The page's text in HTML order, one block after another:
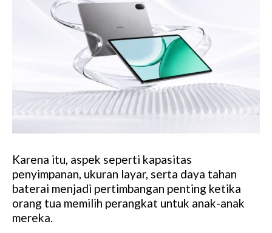
Karena itu, aspek seperti kapasitas
penyimpanan, ukuran layar, serta daya tahan
baterai menjadi pertimbangan penting ketika
orang tua memilih perangkat untuk anak-anak
mereka.